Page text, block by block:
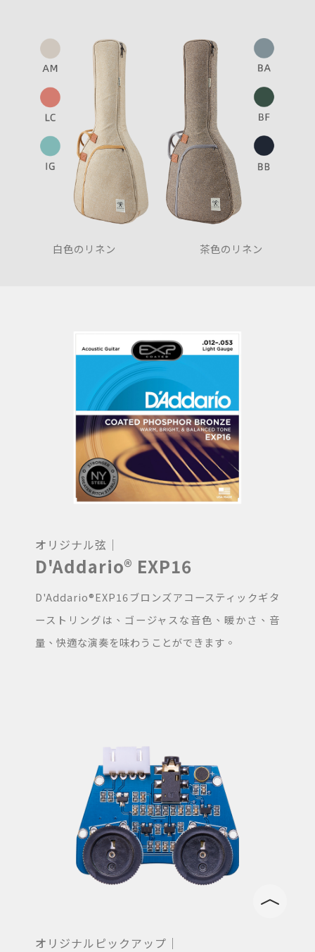
白色のリネン 茶色のリネン
オリジナル弦｜
D'Addario® EXP16
D'Addario®EXP16ブロンズアコースティックギタ
ーストリングは、ゴージャスな音色、暖かさ、音
量、快適な演奏を味わうことができます。
オリジナルピックアップ｜